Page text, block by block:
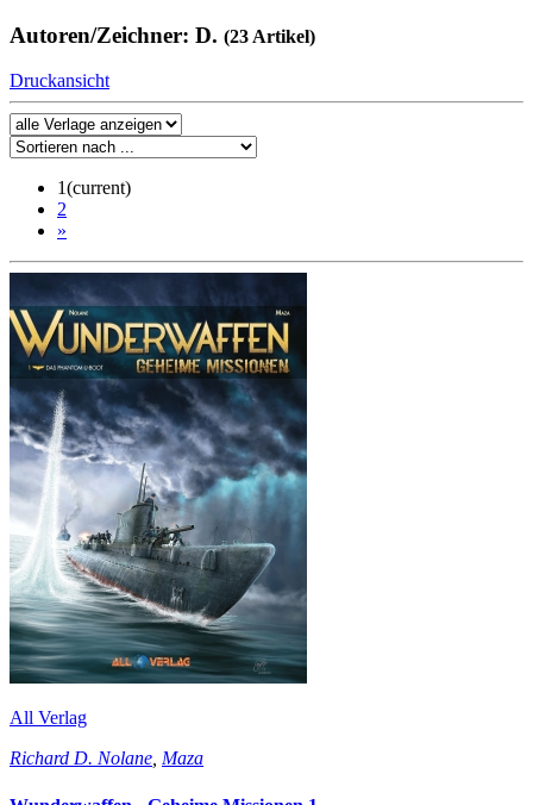
Autoren/Zeichner: D. (23 Artikel)
Druckansicht
1(current)
2
»
All Verlag
Richard D. Nolane, Maza